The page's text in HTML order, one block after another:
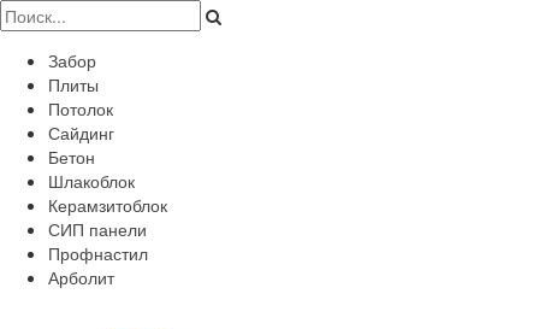
Забор
Плиты
Потолок
Сайдинг
Бетон
Шлакоблок
Керамзитоблок
СИП панели
Профнастил
Арболит